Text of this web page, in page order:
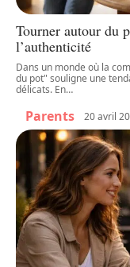
Tourner autour du
l’authenticité
Dans un monde où la
du pot" souligne une
délicats. En…
Parents 20 avril